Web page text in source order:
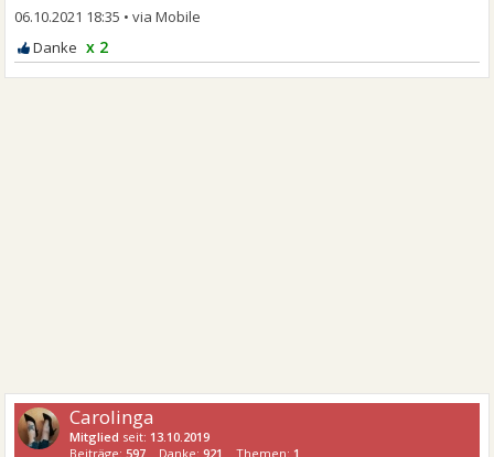
06.10.2021 18:35 •
x 2
Carolinga
Mitglied seit: 13.10.2019
Beiträge: 597 Danke:921 Themen: 1